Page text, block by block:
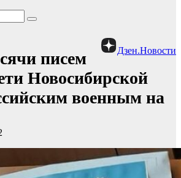
Дзен.Новости
писем
Новосибирской
военным на